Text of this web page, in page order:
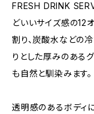
FRESH DRINK
どいいサイズ感の12
割り、炭酸水などの冷
りとした厚みのある
も自然と馴染みます。
透明感のあるボディ